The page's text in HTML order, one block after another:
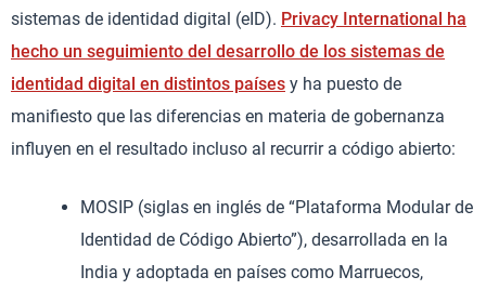
sistemas de identidad digital (eID). Privacy International ha
hecho un seguimiento del desarrollo de los sistemas de
identidad digital en distintos países y ha puesto de
manifiesto que las diferencias en materia de gobernanza
influyen en el resultado incluso al recurrir a código abierto:
MOSIP (siglas en inglés de “Plataforma Modular de
Identidad de Código Abierto”), desarrollada en la
India y adoptada en países como Marruecos,